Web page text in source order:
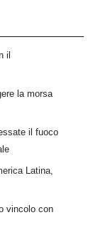
il
la morsa
il fuoco
Latina,
vincolo con